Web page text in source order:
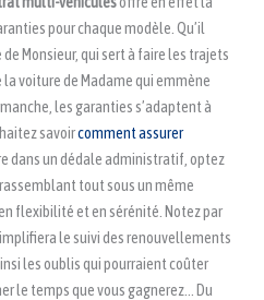
pour chaque modèle. Qu’il
Monsieur, qui sert à faire les trajets
voiture de Madame qui emmène
les garanties s’adaptent à
savoircomment assurer
dans un dédale administratif, optez
tout sous un même
flexibilité et en sérénité. Notez par
le suivi des renouvellements
les oublis qui pourraient coûter
le temps que vous gagnerez… Du